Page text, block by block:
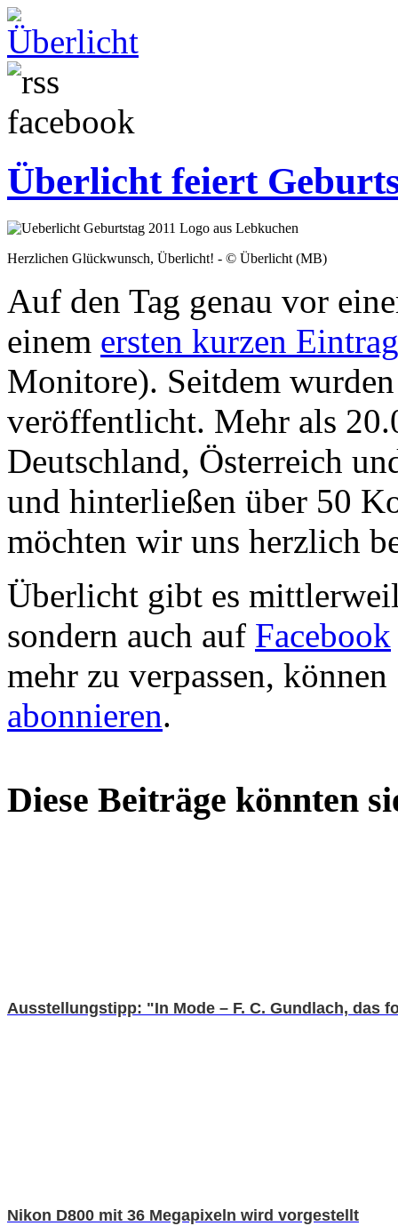
Überlicht feiert
Herzlichen Glückwunsch, Überlicht! - © Überlicht (MB)
Auf den Tag genau vor
einem ersten kurzen Eintrag
Monitore). Seitdem
veröffentlicht. Mehr als
Deutschland, Österreich
und hinterließen über 50
möchten wir uns herzlich
Überlicht gibt es
sondern auch auf Facebook
mehr zu verpassen,
abonnieren.
Diese Beiträge könnten
Ausstellungstipp: "In Mode – F. C. Gundlach, das
Nikon D800 mit 36 Megapixeln wird vorgestellt